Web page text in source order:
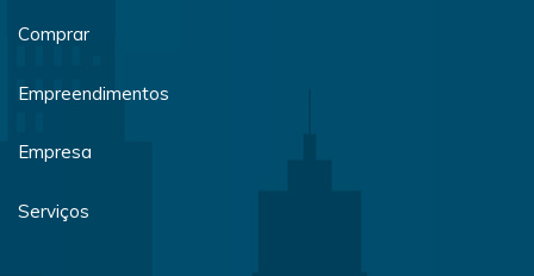
Comprar
Empreendimentos
Empresa
Serviços